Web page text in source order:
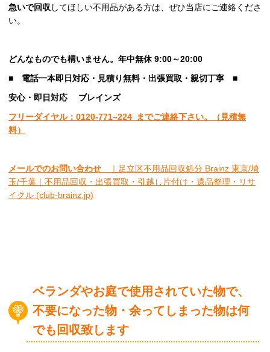
急いで回収 してほしい不用品がある方は、ぜひ当店にご連絡くださ
い。
どんなものでも構いません。年中無休 9:00～20:00
■ 電話一本即日対応・見積り無料・出張買取・親切丁寧 ■
安心・即日対応
ブレインズ
フリーダイヤル：0120-771–224 までご連絡下さい。
（見積無
料）
メールでのお問い合わせ
｜足立区不用品回収処分 Brainz 東京/埼
玉/千葉｜不用品回収・出張買取・引越し片付け・遺品整理・リサ
イクル (club-brainz.jp)
ベランダやお庭で使用されていた物で、
不要になった物・余ってしまった物は何
でも回収致します